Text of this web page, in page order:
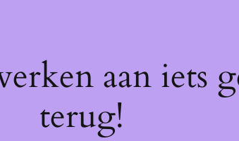
aan iets
terug!